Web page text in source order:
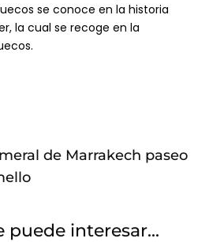
se conoce en la historia
la cual se recoge en la
de Marrakech paseo
puede interesar...